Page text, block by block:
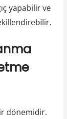
yapabilir ve
dönemidir.